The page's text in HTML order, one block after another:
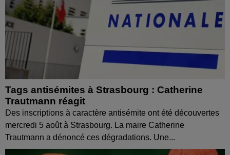
Tags antisémites à Strasbourg : Catherine
Trautmann réagit
Des inscriptions à caractère antisémite ont été découvertes
mercredi 5 août à Strasbourg. La maire Catherine
Trautmann a dénoncé ces dégradations. Une...